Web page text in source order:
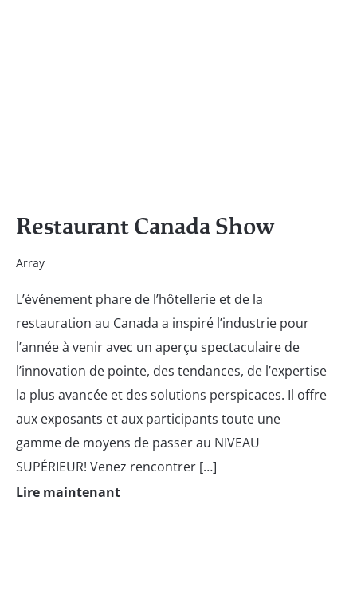
Restaurant Canada Show
Array
L’événement phare de l’hôtellerie et de la
restauration au Canada a inspiré l’industrie pour
l’année à venir avec un aperçu spectaculaire de
l’innovation de pointe, des tendances, de l’expertise
la plus avancée et des solutions perspicaces. Il offre
aux exposants et aux participants toute une
gamme de moyens de passer au NIVEAU
SUPÉRIEUR! Venez rencontrer […]
Lire maintenant